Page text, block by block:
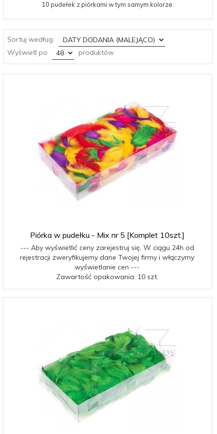
10 pudełek z piórkami w tym samym kolorze.
Sortuj według:
sort
Wyświetl po
pop produktów
Piórka w pudełku - Mix nr 5 [Komplet 10szt.]
--- Aby wyświetlić ceny zarejestruj się. W ciągu 24h od
rejestracji zweryfikujemy dane Twojej firmy i włączymy
wyświetlanie cen ---
Zawartość opakowania: 10 szt.